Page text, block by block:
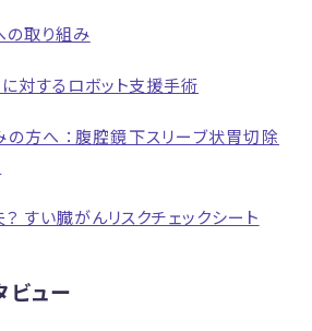
取り組み
対するロボット支援手術
方へ ：腹腔鏡下スリーブ状胃切除
すい臓がんリスクチェックシート
ビュー